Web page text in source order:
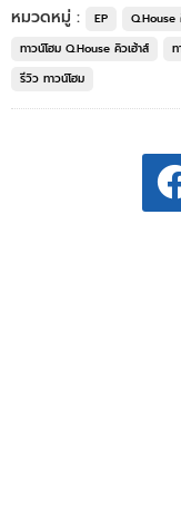
หมวดหมู่ :
EP Q.House
ทาวน์โฮม Q.House คิวเฮ้าส์
ท
รีวิว ทาวน์โฮม